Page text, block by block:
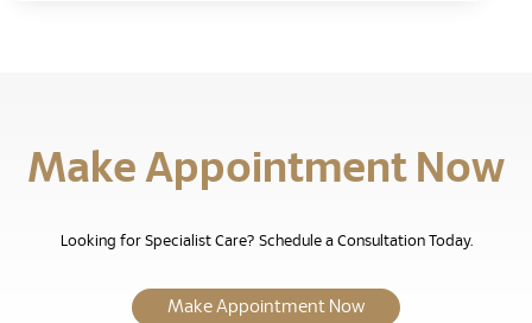
Make Appointment Now
Looking for Specialist Care? Schedule a Consultation Today.
Make Appointment Now